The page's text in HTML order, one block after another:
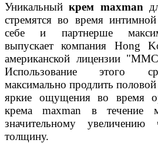
Уникальныйкрем maxman
стремятся во время интимной
себе и партнерше
выпускает компания Hong
американской лицензии
Использование этого
максимально продлить
яркие ощущения во время
крема maxman в течение
значительному
толщину.